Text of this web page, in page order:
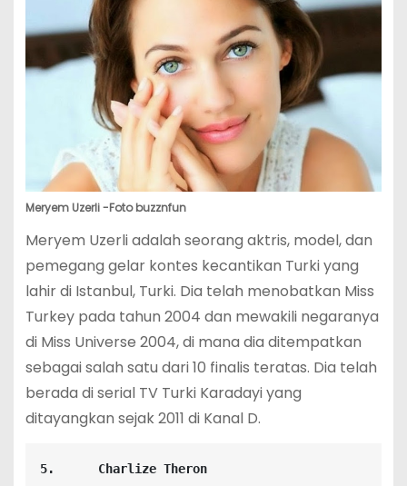
Meryem Uzerli -Foto buzznfun
Meryem Uzerli adalah seorang aktris, model, dan
pemegang gelar kontes kecantikan Turki yang
lahir di Istanbul, Turki. Dia telah menobatkan Miss
Turkey pada tahun 2004 dan mewakili negaranya
di Miss Universe 2004, di mana dia ditempatkan
sebagai salah satu dari 10 finalis teratas. Dia telah
berada di serial TV Turki Karadayi yang
ditayangkan sejak 2011 di Kanal D.
5.      Charlize Theron